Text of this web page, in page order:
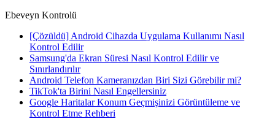
Ebeveyn Kontrolü
[Çözüldü] Android Cihazda Uygulama Kullanımı Nasıl
Kontrol Edilir
Samsung'da Ekran Süresi Nasıl Kontrol Edilir ve
Sınırlandırılır
Android Telefon Kameranızdan Biri Sizi Görebilir mi?
TikTok'ta Birini Nasıl Engellersiniz
Google Haritalar Konum Geçmişinizi Görüntüleme ve
Kontrol Etme Rehberi